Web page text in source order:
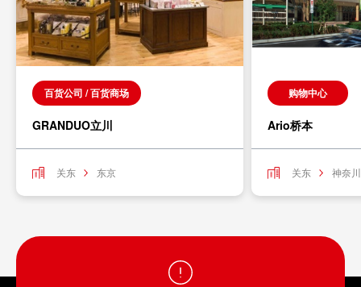
百货公司 / 百货商场
GRANDUO立川
关东 东京
购物中心
Ario桥本
关东 神奈川